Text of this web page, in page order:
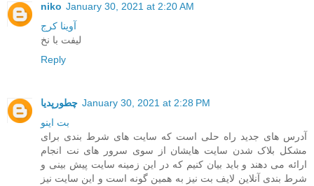
niko January 30, 2021 at 2:20 AM
آوینا کرج
لیفت با نخ
Reply
چطورپدیا January 30, 2021 at 2:28 PM
بت اینو
آدرس های جدید راه حلی است که سایت های شرط بندی برای
مشکل بلاک شدن سایت هایشان از سوی سرور های نت انجام
ارائه می دهند و باید بیان کنیم که در این زمینه سایت پیش بینی و
شرط بندی آنلاین لایف بت نیز به همین گونه است و این سایت نیز